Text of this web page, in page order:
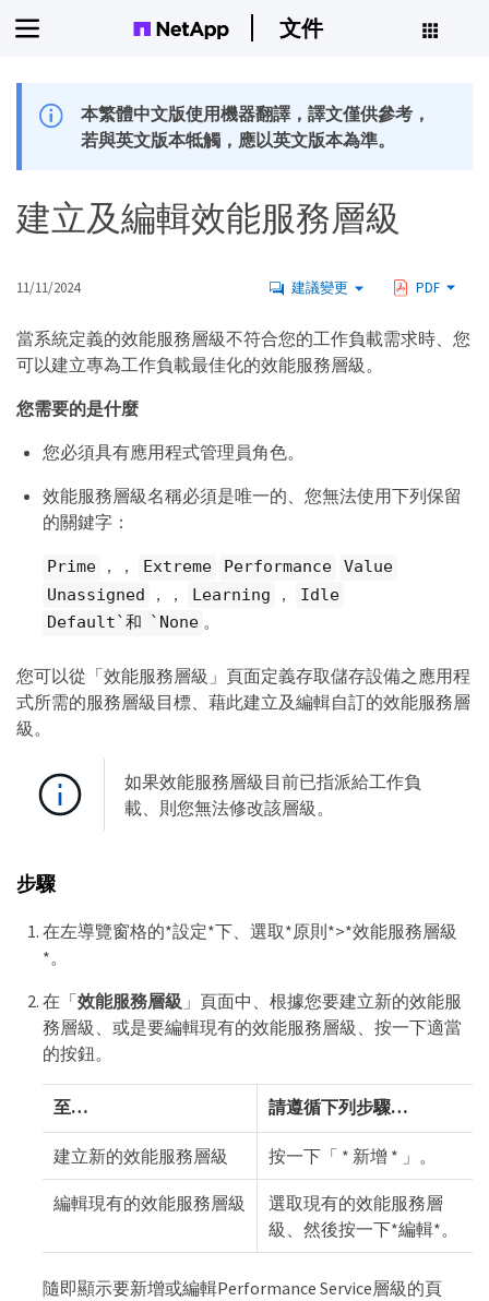
文件
本繁體中文版使用機器翻譯，譯文僅供參考，
若與英文版本牴觸，應以英文版本為準。
建立及編輯效能服務層級
11/11/2024 建議變更 PDF
當系統定義的效能服務層級不符合您的工作負載需求時、您
可以建立專為工作負載最佳化的效能服務層級。
您需要的是什麼
您必須具有應用程式管理員角色。
效能服務層級名稱必須是唯一的、您無法使用下列保留
的關鍵字：
Prime ，， Extreme Performance
Value
Unassigned
，， Learning ，
Idle
Default`和 `None 。
您可以從「效能服務層級」頁面定義存取儲存設備之應用程
式所需的服務層級目標、藉此建立及編輯自訂的效能服務層
級。
如果效能服務層級目前已指派給工作負
載、則您無法修改該層級。
步驟
在左導覽窗格的*設定*下、選取*原則*>*效能服務層級
*。
在「效能服務層級 」頁面中、根據您要建立新的效能服
務層級、或是要編輯現有的效能服務層級、按一下適當
的按鈕。
至…​ 請遵循下列步驟…​
建立新的效能服務層級 按一下「 * 新增 * 」。
編輯現有的效能服務層級
選取現有的效能服務層
級、然後按一下*編輯*。
隨即顯示要新增或編輯Performance Service層級的頁